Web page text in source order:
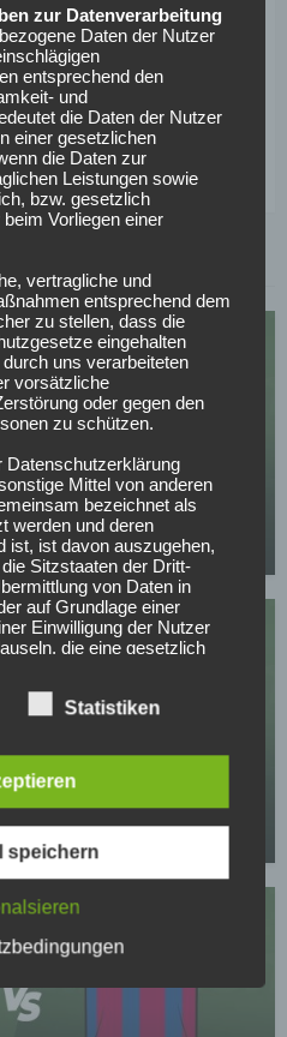
– Ljubicic, Karaman,
– M. Zimmermann,
El Azzouzi,
– Itten
Prognose & Quoten
& Quoten |
zur Datenverarbeitung
Daten der Nutzer
entsprechend den
und
die Daten der Nutzer
einer gesetzlichen
die Daten zur
Leistungen sowie
bzw. gesetzlich
Vorliegen einer
vertragliche und
entsprechend dem
zu stellen, dass die
eingehalten
uns verarbeiteten
vorsätzliche
oder gegen den
zu schützen.
Datenschutzerklärung
Mittel von anderen
bezeichnet als
werden und deren
ist, ist davon auszugehen,
Sitzstaaten der Dritt-
von Daten in
auf Grundlage einer
Einwilligung der Nutzer
die eine gesetzlich
Daten
die folgenden Zwecke auf
oder
Ausführung, Pflege,
unserer Dienste-, Service-
Nutzer an Dritte nur,
oder für andere
sind, um unsere
Statistiken
speichern